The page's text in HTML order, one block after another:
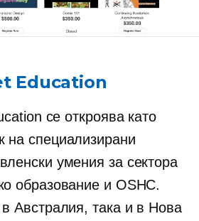
Education
се откроява като
на специализирани
умения за сектора
образование и OSHC.
в Австралия, така и в Нова